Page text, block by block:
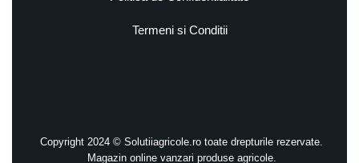
Termeni si Conditii
Copyright 2024 © Solutiiagricole.ro toate drepturile rezervate.
Magazin online vanzari produse agricole.